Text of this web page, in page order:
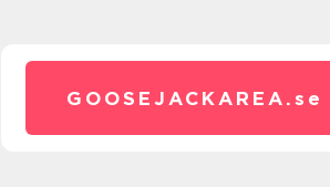
GOOSEJACKAREA. se